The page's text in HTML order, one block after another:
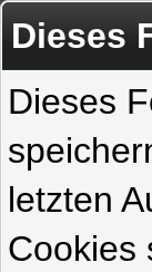
Dieses
Dieses
letzten
Cookies